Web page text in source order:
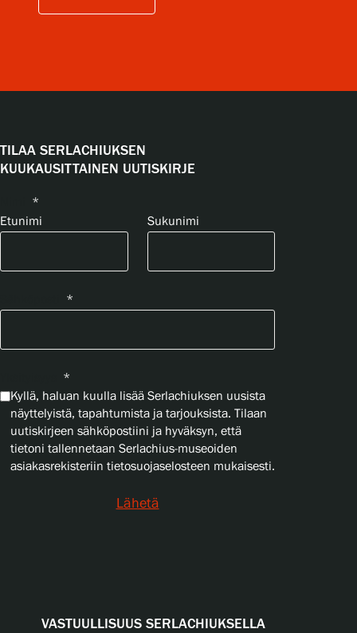
TILAA SERLACHIUKSEN
KUUKAUSITTAINEN UUTISKIRJE
*
Etunimi
Sukunimi
*
*
Kyllä, haluan kuulla lisää Serlachiuksen uusista
näyttelyistä, tapahtumista ja tarjouksista. Tilaan
uutiskirjeen sähköpostiini ja hyväksyn, että
tietoni tallennetaan Serlachius-museoiden
asiakasrekisteriin tietosuojaselosteen mukaisesti.
Lähetä
VASTUULLISUUS SERLACHIUKSELLA